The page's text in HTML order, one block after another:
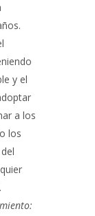
y el
a los
los